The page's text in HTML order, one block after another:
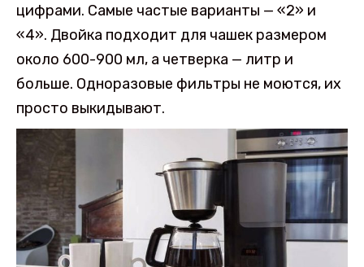
цифрами. Самые частые варианты — «2» и
«4». Двойка подходит для чашек размером
около 600-900 мл, а четверка — литр и
больше. Одноразовые фильтры не моются, их
просто выкидывают.